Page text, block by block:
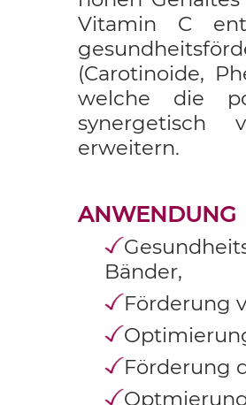
Vitamin C
(Carotinoide,
welche die
synergetisch
erweitern.
ANWENDUNG
Bänder,
Förderung
Förderung